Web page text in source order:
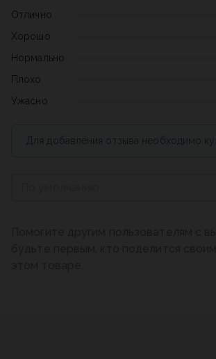
Отлично
Хорошо
Нормально
Плохо
Ужасно
Для добавления отзыва необходимо